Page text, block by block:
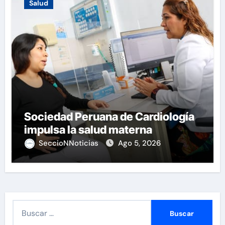
Salud
Sociedad Peruana de Cardiología
impulsa la salud materna
SeccioNNoticias Ago 5, 2026